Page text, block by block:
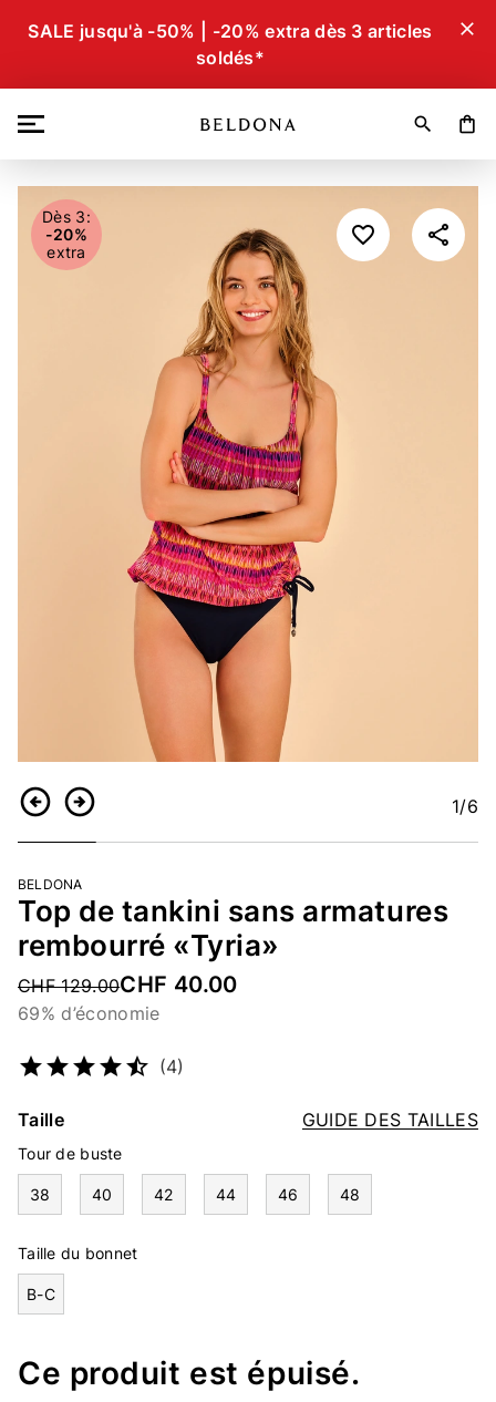
SALE jusqu'à -50% | -20% extra dès 3 articles
soldés*
close
search shopping_bag
RetourContinuer 1/6
Dès 3:
-20%
extra
BELDONA
Top de tankini sans armatures
rembourré «Tyria»
Price reduced from
CHF 129.00CHF 40.00
69% d’économie
(4)
GUIDE DES TAILLES
Taille
Tour de buste
38 40 42 44 46 48
Taille du bonnet
B-C
Ce produit est épuisé.